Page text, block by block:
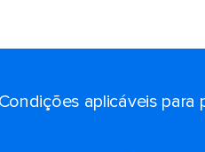
aplicáveis ​​para